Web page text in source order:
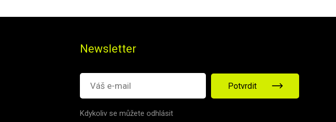
Newsletter
Potvrdit
Kdykoliv se můžete odhlásit